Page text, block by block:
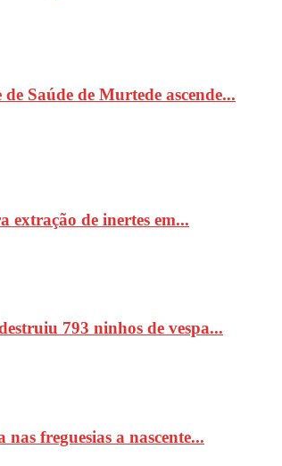
Saúde de Murtede ascende...
de inertes em...
793 ninhos de vespa...
freguesias a nascente...